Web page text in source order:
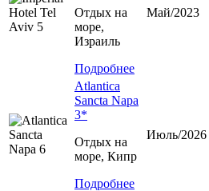
Отдых на
море,
Израиль
Подробнее
Май/2023
Atlantica
Sancta Napa
3*
Отдых на
море, Кипр
Подробнее
Июль/2026